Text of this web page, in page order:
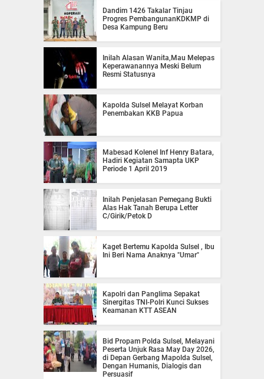
Dandim 1426 Takalar Tinjau
Progres PembangunanKDKMP di
Desa Kampung Beru
Inilah Alasan Wanita,Mau Melepas
Keperawanannya Meski Belum
Resmi Statusnya
Kapolda Sulsel Melayat Korban
Penembakan KKB Papua
Mabesad Kolenel Inf Henry Batara,
Hadiri Kegiatan Samapta UKP
Periode 1 April 2019
Inilah Penjelasan Pemegang Bukti
Alas Hak Tanah Berupa Letter
C/Girik/Petok D
Kaget Bertemu Kapolda Sulsel , Ibu
Ini Beri Nama Anaknya "Umar"
Kapolri dan Panglima Sepakat
Sinergitas TNI-Polri Kunci Sukses
Keamanan KTT ASEAN
Bid Propam Polda Sulsel, Melayani
Peserta Unjuk Rasa May Day 2026,
di Depan Gerbang Mapolda Sulsel,
Dengan Humanis, Dialogis dan
Persuasif